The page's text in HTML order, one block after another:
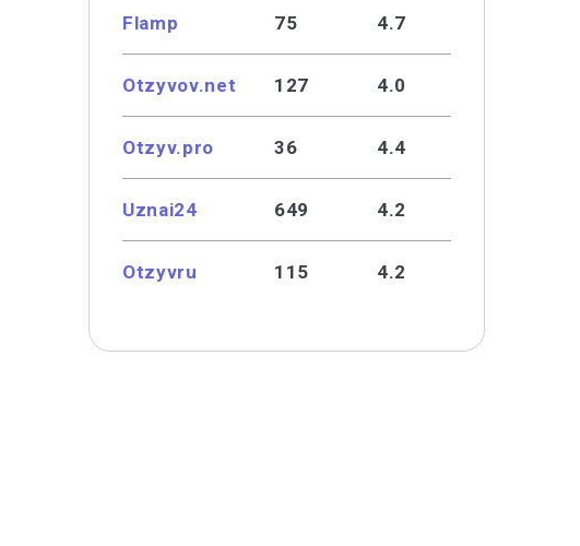
Flamp 75 4.7
Otzyvov.net 127 4.0
Otzyv.pro 36 4.4
Uznai24 649 4.2
Otzyvru 115 4.2